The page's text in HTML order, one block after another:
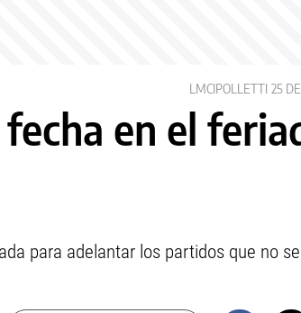
LMCIPOLLETTI 25
en el
para adelantar los partidos que no